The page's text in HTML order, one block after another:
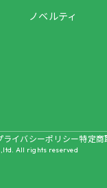
ノベルティ
ライバシーポリシー特定商
All rights reserved